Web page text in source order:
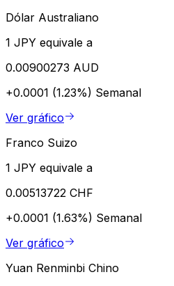
Dólar Australiano
1 JPY equivale a
0.00900273 AUD
+0.0001 (1.23%) Semanal
Ver gráfico
Franco Suizo
1 JPY equivale a
0.00513722 CHF
+0.0001 (1.63%) Semanal
Ver gráfico
Yuan Renminbi Chino